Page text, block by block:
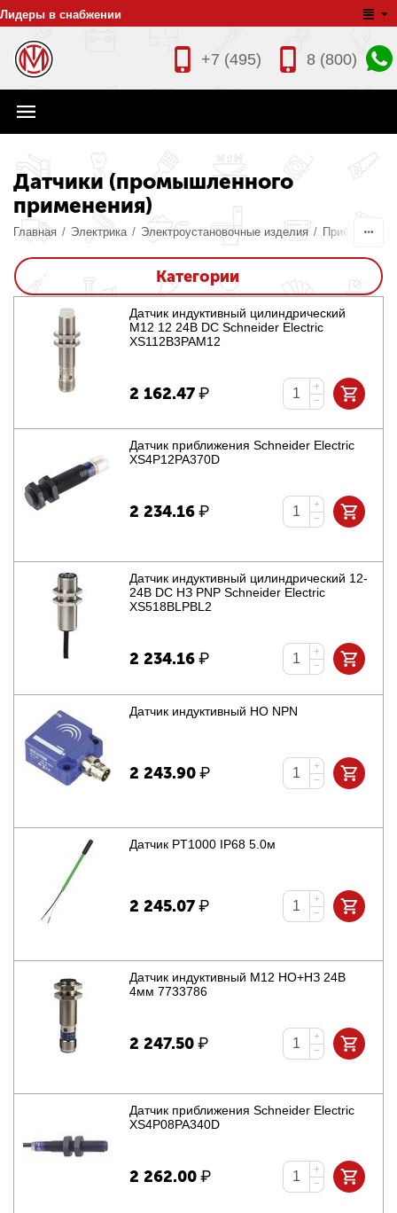
Лидеры в снабжении
8 (800)
+7 (495)
Датчики (промышленного
применения)
Главная / Электрика / Электроустановочные изделия / Приборы
Категории
Датчик индуктивный цилиндрический
M12 12 24В DC Schneider Electric
XS112B3PAM12
2 162.47₽
+
−
Датчик приближения Schneider Electric
XS4P12PA370D
2 234.16₽
+
−
Датчик индуктивный цилиндрический 12-
24В DC НЗ PNP Schneider Electric
XS518BLPBL2
2 234.16₽
+
−
Датчик индуктивный НО NPN
2 243.90₽
+
−
Датчик PT1000 IP68 5.0м
2 245.07₽
+
−
Датчик индуктивный М12 НО+НЗ 24В
4мм 7733786
2 247.50₽
+
−
Датчик приближения Schneider Electric
XS4P08PA340D
2 262.00₽
+
−